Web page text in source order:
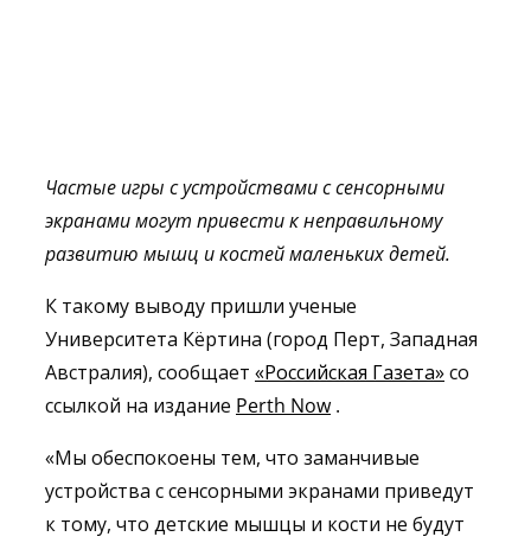
Частые игры сустройствамис сенсорными
экранами могут привести к неправильному
развитию мышц и костеймаленьких детей.
К такому выводу пришли ученые
Университета Кёртина (город Перт, Западная
Австралия), сообщает «Российская Газета»со
ссылкой на издание Perth Now .
«Мы обеспокоены тем, что заманчивые
устройства с сенсорными экранами приведут
к тому, что детские мышцы и кости не будут